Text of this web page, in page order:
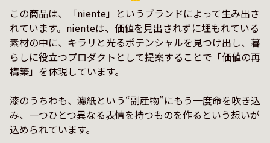
この商品は、「niente」というブランドによって生み出さ
れています。nienteは、価値を見出されずに埋もれている
素材の中に、キラリと光るポテンシャルを見つけ出し、暮
らしに役立つプロダクトとして提案することで「価値の再
構築」を体現しています。
漆のうちわも、濾紙という“副産物”にもう一度命を吹き込
み、一つひとつ異なる表情を持つものを作るという想いが